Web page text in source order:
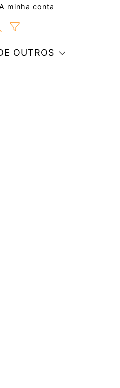
A minha conta
OUTROS
receita
Compartilhe